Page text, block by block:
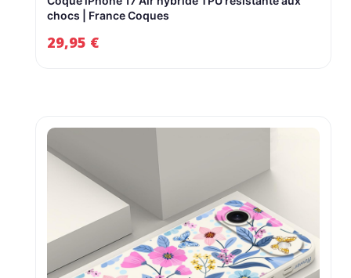
chocs | France Coques
29,95 €